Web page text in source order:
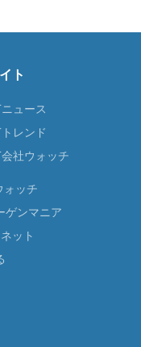
ト
ュース
レンド
社ウォッチ
ォッチ
ゲンマニア
ット